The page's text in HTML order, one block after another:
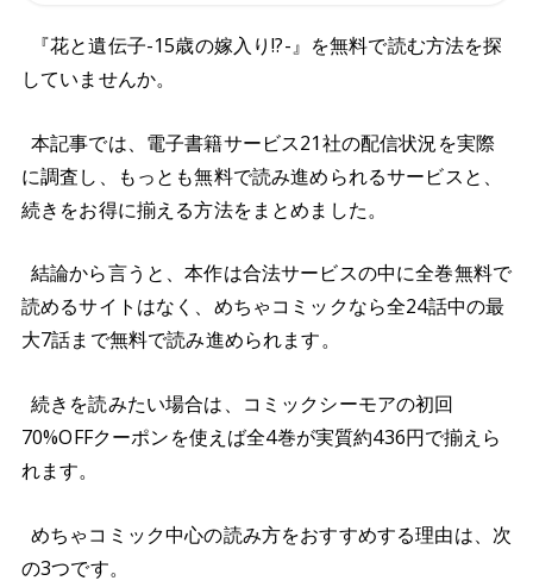
『花と遺伝子-15歳の嫁入り!?-』を無料で読む方法を探
していませんか。
本記事では、電子書籍サービス21社の配信状況を実際
に調査し、もっとも無料で読み進められるサービスと、
続きをお得に揃える方法をまとめました。
結論から言うと、本作は合法サービスの中に全巻無料で
読めるサイトはなく、めちゃコミックなら全24話中の最
大7話まで無料で読み進められます。
続きを読みたい場合は、コミックシーモアの初回
70%OFFクーポンを使えば全4巻が実質約436円で揃えら
れます。
めちゃコミック中心の読み方をおすすめする理由は、次
の3つです。